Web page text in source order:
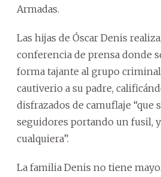
Armadas.
Las hijas de Óscar Denis
conferencia de prensa donde
forma tajante al grupo
cautiverio a su padre,
disfrazados de camuflaje “que
seguidores portando un fusil,
cualquiera”.
La familia Denis no tiene